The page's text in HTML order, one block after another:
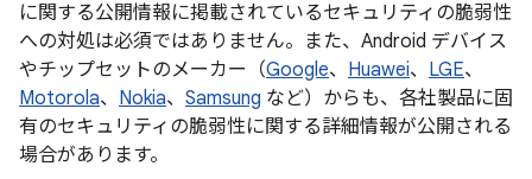
に関する公開情報に掲載されているセキュリティの脆弱性
への対処は必須ではありません。また、Android デバイス
やチップセットのメーカー（Google、 Huawei、 LGE、
Motorola、 Nokia、 Samsung など）からも、各社製品に固
有のセキュリティの脆弱性に関する詳細情報が公開される
場合があります。